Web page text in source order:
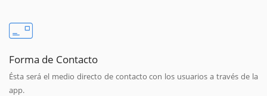
Forma de Contacto
Ésta será el medio directo de contacto con los usuarios a través de la
app.